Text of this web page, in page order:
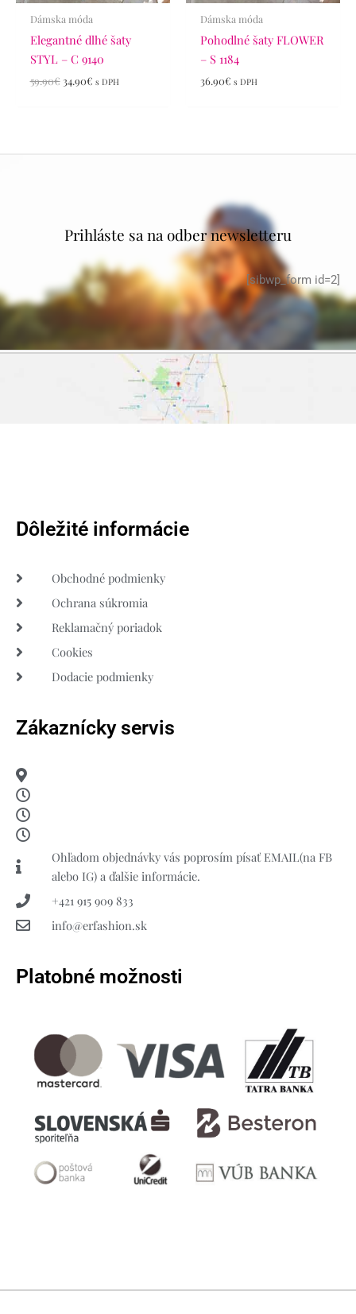
Dámska móda
Elegantné dlhé šaty
STYL – C 9140
59.90€ 34.90€ s DPH
Dámska móda
Pohodlné šaty FLOWER
– S 1184
36.90€ s DPH
Prihláste sa na odber newsletteru
[sibwp_form id=2]
Dôležité informácie
Obchodné podmienky
Ochrana súkromia
Reklamačný poriadok
Cookies
Dodacie podmienky
Zákaznícky servis
Ohľadom objednávky vás poprosím písať EMAIL(na FB
alebo IG) a ďalšie informácie.
+421 915 909 833
info@erfashion.sk
Platobné možnosti